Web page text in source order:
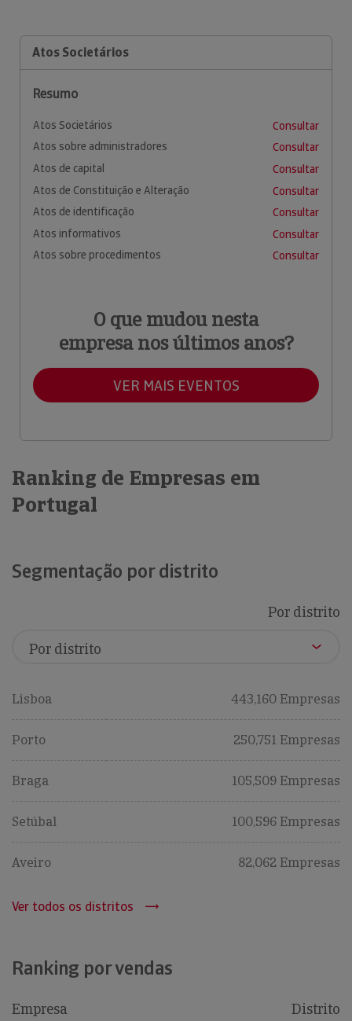
Atos Societários
Resumo
Atos Societários
Consultar
Atos sobre administradores
Consultar
Atos de capital
Consultar
Atos de Constituição e Alteração
Consultar
Atos de identificação
Consultar
Atos informativos
Consultar
Atos sobre procedimentos
Consultar
O que mudou nesta
empresa nos últimos anos?
VER MAIS EVENTOS
Ranking de Empresas em
Portugal
Segmentação por distrito
Por distrito
Lisboa 443,160 Empresas
Porto 250,751 Empresas
Braga 105,509 Empresas
Setúbal 100,596 Empresas
Aveiro 82,062 Empresas
Ver todos os distritos
Ranking por vendas
Empresa Distrito